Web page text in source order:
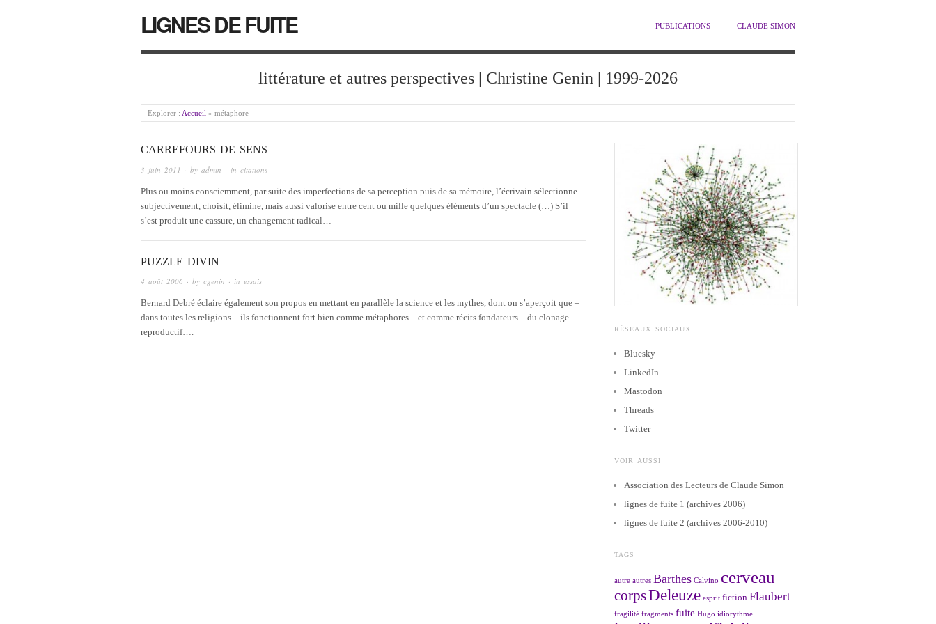
LIGNES DE FUITE PUBLICATIONS CLAUDE SIMON
littérature et autres perspectives | Christine Genin | 1999-2026
Explorer : Accueil » métaphore
CARREFOURS DE SENS
3 juin 2011 · by admin · in citations
Plus ou moins consciemment, par suite des imperfections de sa perception puis de sa mémoire, l’écrivain sélectionne
subjectivement, choisit, élimine, mais aussi valorise entre cent ou mille quelques éléments d’un spectacle (…) S’il
s’est produit une cassure, un changement radical…
PUZZLE DIVIN
4 août 2006 · by cgenin · in essais
Bernard Debré éclaire également son propos en mettant en parallèle la science et les mythes, dont on s’aperçoit que –
dans toutes les religions – ils fonctionnent fort bien comme métaphores – et comme récits fondateurs – du clonage
reproductif….
RÉSEAUX SOCIAUX
Bluesky
LinkedIn
Mastodon
Threads
Twitter
VOIR AUSSI
Association des Lecteurs de Claude Simon
lignes de fuite 1 (archives 2006)
lignes de fuite 2 (archives 2006-2010)
TAGS
autre autres Barthes Calvino cerveau
corpsDeleuze esprit fiction Flaubert
fragilité fragments fuite Hugo idiorythme